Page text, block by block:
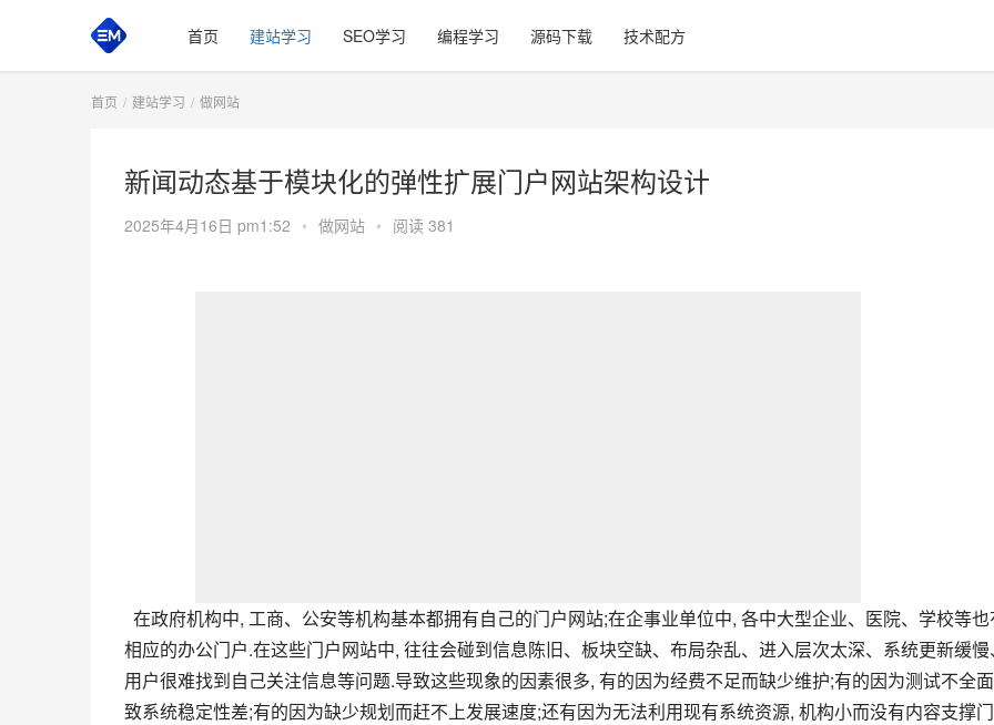
首页 建站学习 SEO学习 编程学习 源码下载 技术配方
首页 建站学习 做网站
新闻动态基于模块化的弹性扩展门户网站架构设计
2025年4月16日 pm1:52 • 做网站 • 阅读 381
相应的办公门户.在这些门户网站中, 往往会碰到信息陈旧、板块空缺、布局杂乱、进入层次太深、系统更新缓慢、
用户很难找到自己关注信息等问题.导致这些现象的因素很多, 有的因为经费不足而缺少维护;有的因为测试不全
致系统稳定性差;有的因为缺少规划而赶不上发展速度;还有因为无法利用现有系统资源, 机构小而没有内容支撑